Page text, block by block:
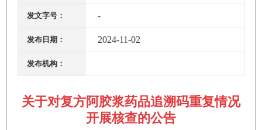
发文字号： -
发布日期： 2024-11-02
发布机构：
关于对复方阿胶浆药品追溯码重复情况
开展核查的公告